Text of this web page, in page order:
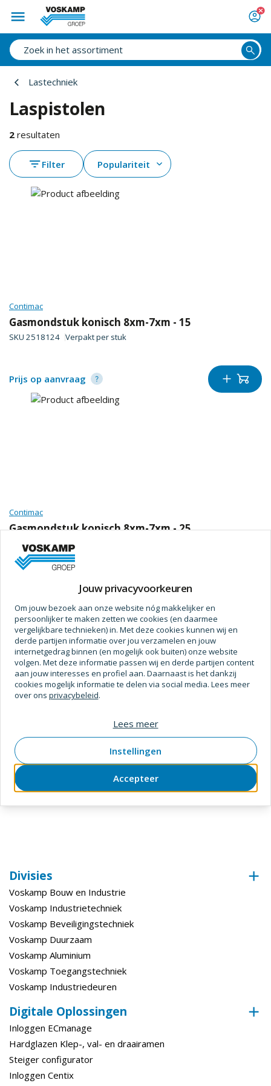
Lastechniek
Laspistolen
2 resultaten
Filter Populariteit
Contimac
Gasmondstuk konisch 8xm-7xm - 15
SKU 2518124 Verpakt per stuk
Prijs op aanvraag
Contimac
Gasmondstuk konisch 8xm-7xm - 25
SKU2518125 Verpakt per
Prijs op aanvraag
1
1-2van2 producten
Product niet gevonden?
elke week verder uit.
Contact opnemen
Divisies
Voskamp Bouw en Industrie
Voskamp Industrietechniek
Voskamp Beveiligingstechniek
Voskamp Duurzaam
Voskamp Aluminium
Voskamp Toegangstechniek
Voskamp Industriedeuren
Digitale Oplossingen
Inloggen ECmanage
Hardglazen Klep-, val- en draairamen
Steiger configurator
Inloggen Centix
Jouw privacyvoorkeuren
Om jouw bezoek aan onze website nóg makkelijker en
persoonlijker te maken zetten we cookies (en daarmee
vergelijkbare technieken) in. Met deze cookies kunnen wij en
derde partijen informatie over jou verzamelen en jouw
internetgedrag binnen (en mogelijk ook buiten) onze website
volgen. Met deze informatie passen wij en derde partijen content
aan jouw interesses en profiel aan. Daarnaast is het dankzij
cookies mogelijk informatie te delen via social media. Lees meer
over ons privacybeleid.
Accepteer
Instellingen
Lees meer